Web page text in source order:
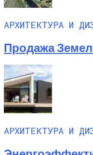
АРХИТЕКТУРА И
Продажа
АРХИТЕКТУРА И